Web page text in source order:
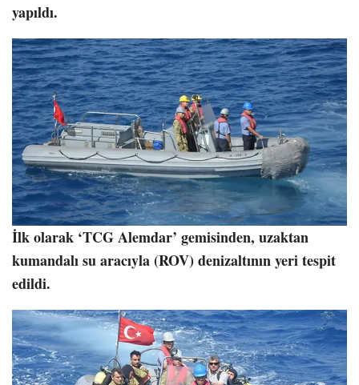
yapıldı.
İlk olarak ‘TCG Alemdar’ gemisinden, uzaktan
kumandalı su aracıyla (ROV) denizaltının yeri tespit
edildi.